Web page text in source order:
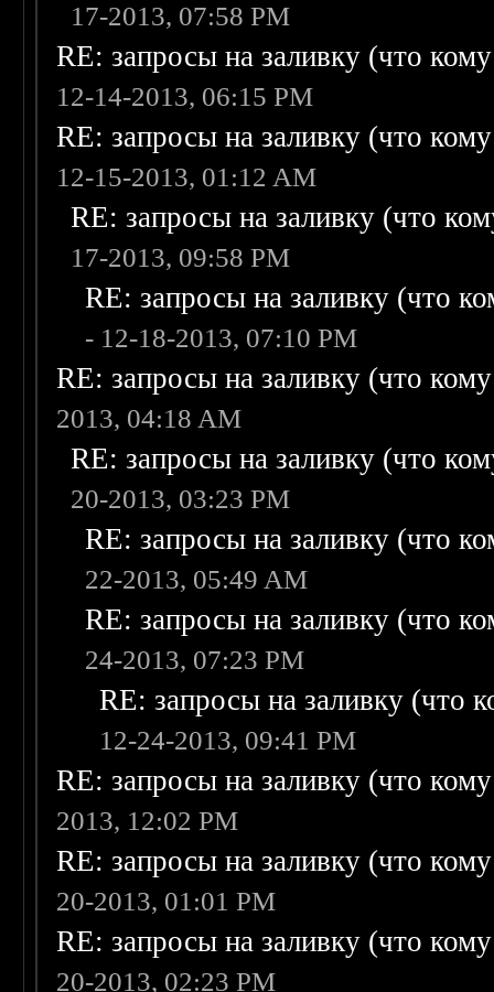
17-2013, 07:58 PM
RE: запросы на заливку (что
12-14-2013, 06:15 PM
RE: запросы на заливку (что
12-15-2013, 01:12 AM
RE: запросы на заливку (что
17-2013, 09:58 PM
RE: запросы на заливку (что
- 12-18-2013, 07:10 PM
RE: запросы на заливку (что
2013, 04:18 AM
RE: запросы на заливку (что
20-2013, 03:23 PM
RE: запросы на заливку (что
22-2013, 05:49 AM
RE: запросы на заливку (что
24-2013, 07:23 PM
RE: запросы на заливку (что
12-24-2013, 09:41 PM
RE: запросы на заливку (что
2013, 12:02 PM
RE: запросы на заливку (что
20-2013, 01:01 PM
RE: запросы на заливку (что
20-2013, 02:23 PM